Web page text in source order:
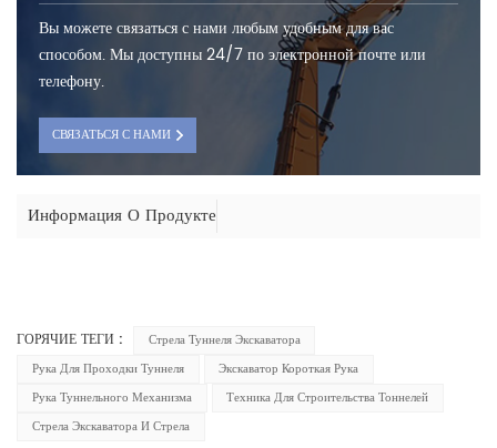
Вы можете связаться с нами любым удобным для вас
способом. Мы доступны 24/7 по электронной почте или
телефону.
СВЯЗАТЬСЯ С НАМИ
Информация О Продукте
ГОРЯЧИЕ ТЕГИ :
Стрела Туннеля Экскаватора
Рука Для Проходки Туннеля
Экскаватор Короткая Рука
Рука Туннельного Механизма
Техника Для Строительства Тоннелей
Стрела Экскаватора И Стрела